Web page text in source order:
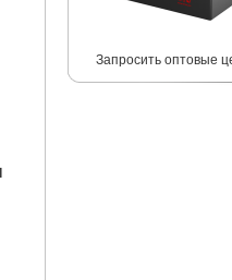
Запросить оптовые